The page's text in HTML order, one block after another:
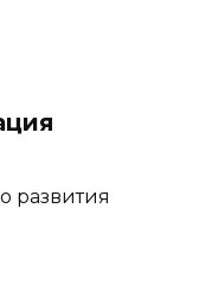
развития